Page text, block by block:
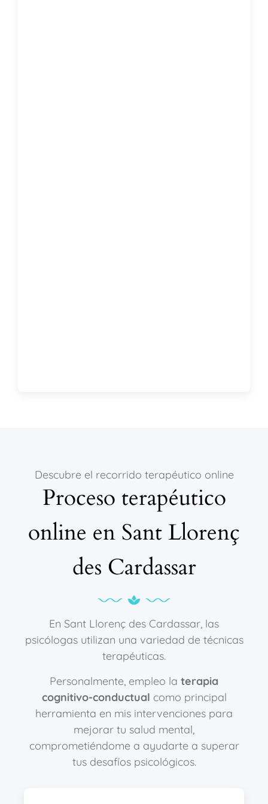
Descubre el recorrido terapéutico online
Proceso terapéutico
online en Sant Llorenç
des Cardassar
En Sant Llorenç des Cardassar, las
psicólogas utilizan una variedad de técnicas
terapéuticas.
Personalmente, empleo la terapia
cognitivo-conductual como principal
herramienta en mis intervenciones para
mejorar tu salud mental,
comprometiéndome a ayudarte a superar
tus desafíos psicológicos.